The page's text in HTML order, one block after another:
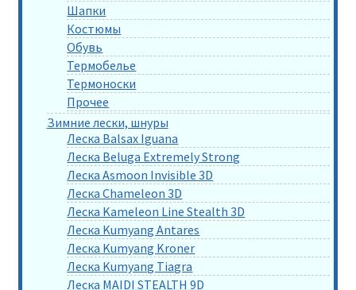
Шапки
Костюмы
Обувь
Термобелье
Термоноски
Прочее
Зимние лески, шнуры
Леска Balsax Iguana
Леска Beluga Extremely Strong
Леска Asmoon Invisible 3D
Леска Chameleon 3D
Леска Kameleon Line Stealth 3D
Леска Kumyang Antares
Леска Kumyang Kroner
Леска Kumyang Tiagra
Леска MAIDI STEALTH 9D